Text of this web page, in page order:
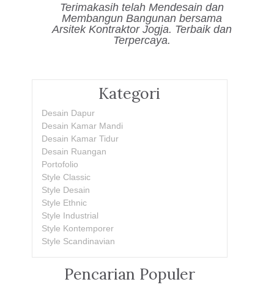
Terimakasih telah Mendesain dan
Membangun Bangunan bersama
Arsitek Kontraktor Jogja. Terbaik dan
Terpercaya.
Kategori
Desain Dapur
Desain Kamar Mandi
Desain Kamar Tidur
Desain Ruangan
Portofolio
Style Classic
Style Desain
Style Ethnic
Style Industrial
Style Kontemporer
Style Scandinavian
Pencarian Populer